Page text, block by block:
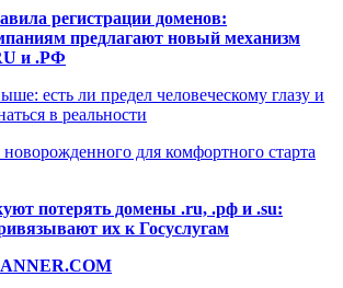
регистрации доменов:
предлагают новый механизм
и .РФ
есть ли предел человеческому глазу и
в реальности
для комфортного старта
потерять домены .ru, .рф и .su:
их к Госуслугам